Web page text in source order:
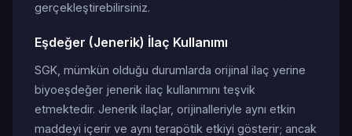
gerçekleştirebilirsiniz.
Eşdeğer (Jenerik) İlaç Kullanımı
SGK, mümkün olduğu durumlarda orijinal ilaç yerine
biyoeşdeğer jenerik ilaç kullanımını teşvik
etmektedir. Jenerik ilaçlar, orijinalleriyle aynı etkin
maddeyi içerir ve aynı terapötik etkiyi gösterir; ancak